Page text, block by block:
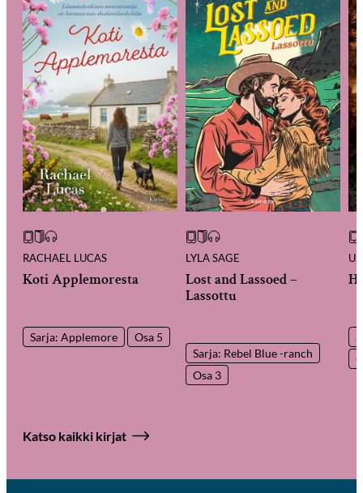
RACHAEL LUCAS
Koti Applemoresta
Sarja: Applemore Osa 5
LYLA SAGE
Lost and Lassoed –
Lassottu
Sarja: Rebel Blue -ranch
Osa 3
U.
Katso kaikki kirjat